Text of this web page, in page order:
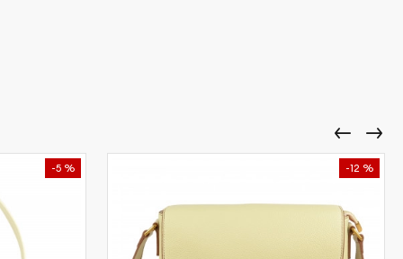
-5 % -12 %